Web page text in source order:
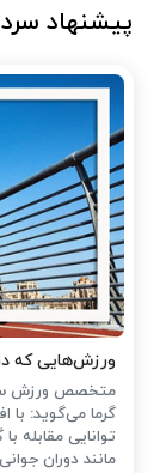
پیشنهاد
ورزش‌هایی که
متخصص ورزش
گرما می‌گوید:
توانایی
مانند دوران